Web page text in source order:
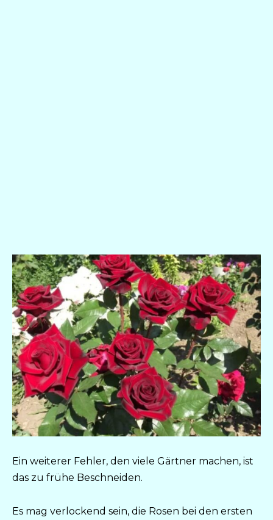
Ein weiterer Fehler, den viele Gärtner machen, ist
das zu frühe Beschneiden.
Es mag verlockend sein, die Rosen bei den ersten